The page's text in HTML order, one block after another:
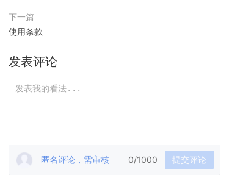
自动化运营
下一篇
使用条款
发表评论
匿名评论，需审核 0/1000 提交评论